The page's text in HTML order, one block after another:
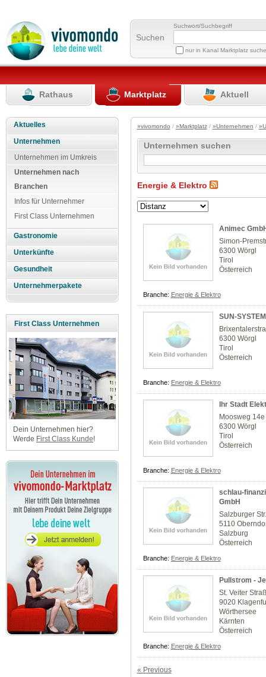
Suchen
Suchwort/Suchbegriff
nur in Kanal Marktplatz
Rathaus Marktplatz Aktuell
Aktuelles
Unternehmen
Unternehmen im Umkreis
Unternehmen nach
Branchen
Infos für Unternehmer
First Class Unternehmen
Gastronomie
Unterkünfte
Gesundheit
Unternehmerpakete
First Class Unternehmen
Dein Unternehmen hier?
Werde First Class Kunde!
»vivomondo / »Marktplatz/ »Unternehmen /
Unternehmen suchen
Energie & Elektro
Animec
Simon-
6300 Wörgl
Tirol
Österreich
Branche: Energie & Elektro
SUN-
6300 Wörgl
Tirol
Österreich
Branche: Energie & Elektro
Ihr Stadt
Moosweg 14e
6300 Wörgl
Tirol
Österreich
Branche: Energie & Elektro
schlau-
GmbH
Salzburger
5110
Salzburg
Österreich
Branche: Energie & Elektro
Pullstrom -
St. Veiter
9020
Wörthersee
Kärnten
Österreich
Branche: Energie & Elektro
« Previous